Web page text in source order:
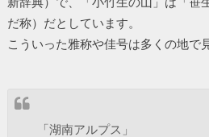
だ称）だとしています。
こういった雅称や佳号は多くの地で
「湖南アルプス」